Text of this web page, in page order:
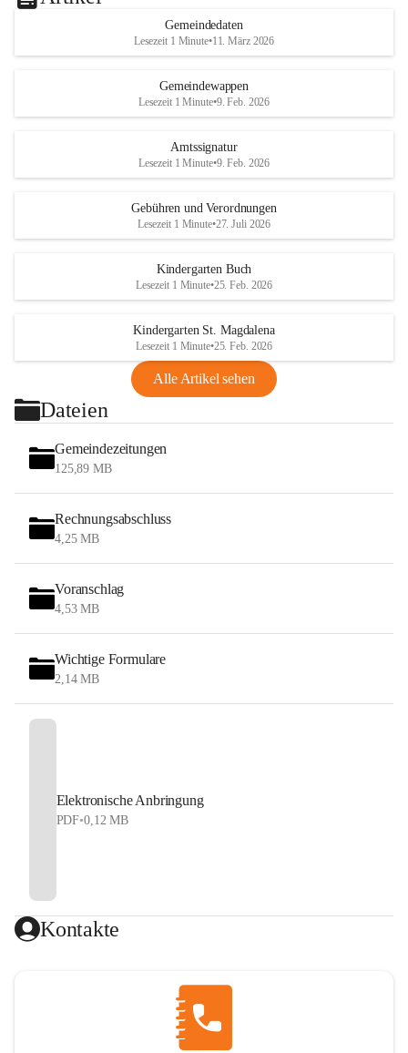
Gemeindedaten
Lesezeit 1 Minute•11. März 2026
Gemeindewappen
Lesezeit 1 Minute•9. Feb. 2026
Amtssignatur
Lesezeit 1 Minute•9. Feb. 2026
Gebühren und Verordnungen
Lesezeit 1 Minute•27. Juli 2026
Kindergarten Buch
Lesezeit 1 Minute•25. Feb. 2026
Kindergarten St. Magdalena
Lesezeit 1 Minute•25. Feb. 2026
Alle Artikel sehen
Dateien
Gemeindezeitungen
125,89 MB
Rechnungsabschluss
4,25 MB
Voranschlag
4,53 MB
Wichtige Formulare
2,14 MB
Elektronische Anbringung
PDF•0,12 MB
Kontakte